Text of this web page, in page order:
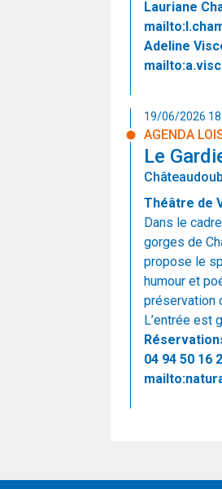
Lauriane
Adeline
19/06/2026
AGENDA
Le
Théâtre de
Dans le
gorges de
propose le
humour et
préservation
L’entrée est
04 94 50 16